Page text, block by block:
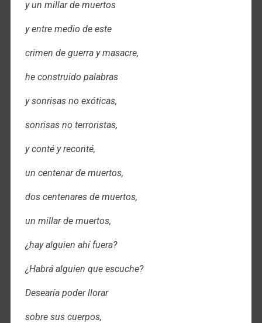
y un millar de muertos
y entre medio de este
crimen de guerra y masacre,
he construido palabras
y sonrisas no exóticas,
sonrisas no terroristas,
y conté y reconté,
un centenar de muertos,
dos centenares de muertos,
un millar de muertos,
¿hay alguien ahí fuera?
¿Habrá alguien que escuche?
Desearía poder llorar
sobre sus cuerpos,